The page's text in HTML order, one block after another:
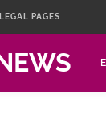
LEGAL PAGES